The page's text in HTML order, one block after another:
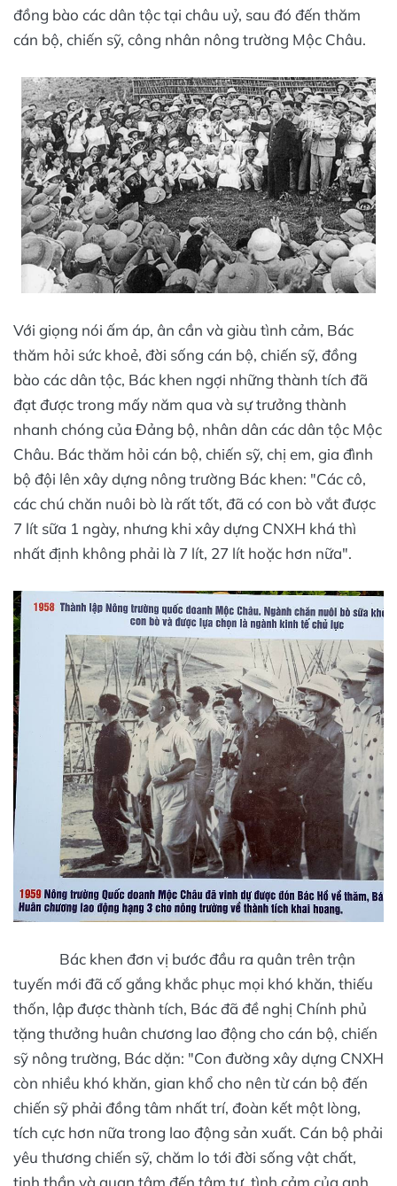
đồng bào các dân tộc tại châu uỷ, sau đó đến thăm
cán bộ, chiến sỹ, công nhân nông trường Mộc Châu.
Với giọng nói ấm áp, ân cần và giàu tình cảm, Bác
thăm hỏi sức khoẻ, đời sống cán bộ, chiến sỹ, đồng
bào các dân tộc, Bác khen ngợi những thành tích đã
đạt được trong mấy năm qua và sự trưởng thành
nhanh chóng của Đảng bộ, nhân dân các dân tộc Mộc
Châu. Bác thăm hỏi cán bộ, chiến sỹ, chị em, gia đình
bộ đội lên xây dựng nông trường Bác khen: "Các cô,
các chú chăn nuôi bò là rất tốt, đã có con bò vắt được
7 lít sữa 1 ngày, nhưng khi xây dựng CNXH khá thì
nhất định không phải là 7 lít, 27 lít hoặc hơn nữa".
Bác khen đơn vị bước đầu ra quân trên trận
tuyến mới đã cố gắng khắc phục mọi khó khăn, thiếu
thốn, lập được thành tích, Bác đã đề nghị Chính phủ
tặng thưởng huân chương lao động cho cán bộ, chiến
sỹ nông trường, Bác dặn: "Con đường xây dựng CNXH
còn nhiều khó khăn, gian khổ cho nên từ cán bộ đến
chiến sỹ phải đồng tâm nhất trí, đoàn kết một lòng,
tích cực hơn nữa trong lao động sản xuất. Cán bộ phải
yêu thương chiến sỹ, chăm lo tới đời sống vật chất,
tinh thần và quan tâm đến tâm tư, tình cảm của anh